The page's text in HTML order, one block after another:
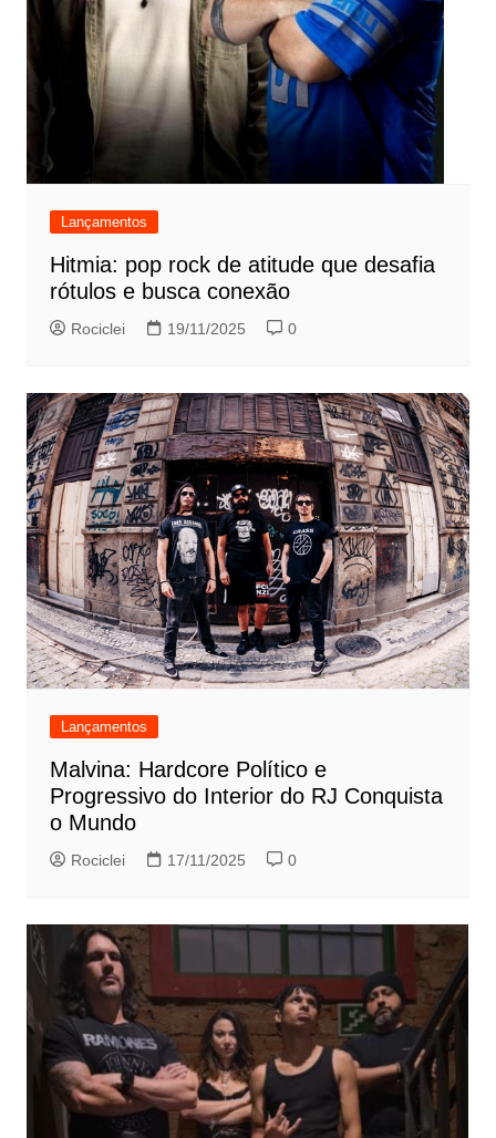
Lançamentos
Hitmia: pop rock de atitude que desafia
rótulos e busca conexão
Rociclei 19/11/2025 0
Lançamentos
Malvina: Hardcore Político e
Progressivo do Interior do RJ Conquista
o Mundo
Rociclei 17/11/2025 0